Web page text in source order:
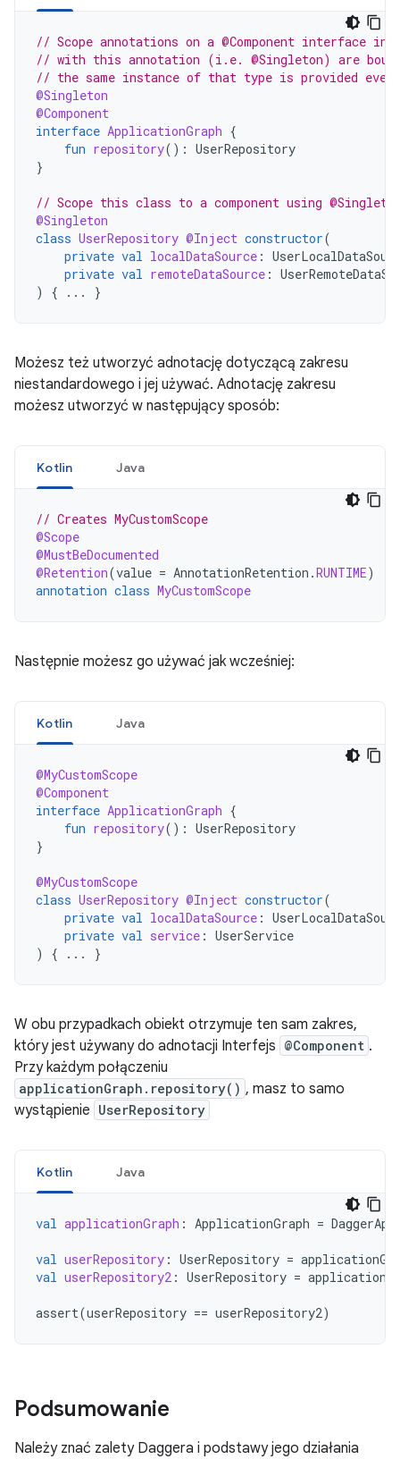
// Scope annotations on a @Component interface
// with this annotation (i.e. @Singleton) are
// the same instance of that type is provided
@Singleton
@Component
interface ApplicationGraph {
fun repository(): UserRepository
}
// Scope this class to a component using
@Singleton
class UserRepository @Inject constructor(
private val localDataSource :
private val remoteDataSource :
)
{ ... }
Możesz też utworzyć adnotację dotyczącą zakresu
niestandardowego i jej używać. Adnotację zakresu
możesz utworzyć w następujący sposób:
Kotlin Java
// Creates MyCustomScope
@Scope
@MustBeDocumented
@Retention(value = AnnotationRetention .RUNTIME)
annotation class MyCustomScope
Następnie możesz go używać jak wcześniej:
Kotlin Java
@MyCustomScope
@Component
interface ApplicationGraph {
fun repository(): UserRepository
}
@MyCustomScope
class UserRepository @Inject constructor(
private val localDataSource :
private val service : UserService
)
{ ... }
W obu przypadkach obiekt otrzymuje ten sam zakres,
który jest używany do adnotacji Interfejs @Component .
Przy każdym połączeniu
applicationGraph.repository() , masz to samo
wystąpienie UserRepository
Kotlin Java
val applicationGraph : ApplicationGraph =
val userRepository : UserRepository =
val userRepository2 : UserRepository =
assert(userRepository == userRepository2)
Podsumowanie
Należy znać zalety Daggera i podstawy jego działania